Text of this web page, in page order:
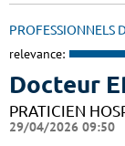
PROFESSIONNELS
relevance:
Docteur
PRATICIEN
29/04/2026 09:50